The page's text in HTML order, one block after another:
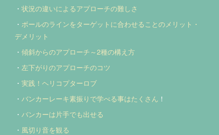
・ 状況の違いによるアプローチの難しさ
・ ボールのラインをターゲットに合わせることのメリット・
デメリット
・ 傾斜からのアプローチ～2種の構え方
・ 左下がりのアプローチのコツ
・ 実践！ヘリコプターロブ
・ バンカーレーキ素振りで学べる事はたくさん ！
・ バンカーは片手でも出せる
・ 風切り音を観る